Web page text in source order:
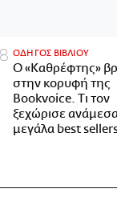
ΟΔΗΓΟΣ ΒΙΒΛΙΟΥ
Ο «Καθρέφτης»
στην κορυφή της
Bookvoice. Τι τον
ξεχώρισε
μεγάλα best